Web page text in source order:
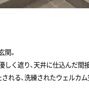
。
く遮り、天井に仕込んだ
れる、洗練されたウェルカ